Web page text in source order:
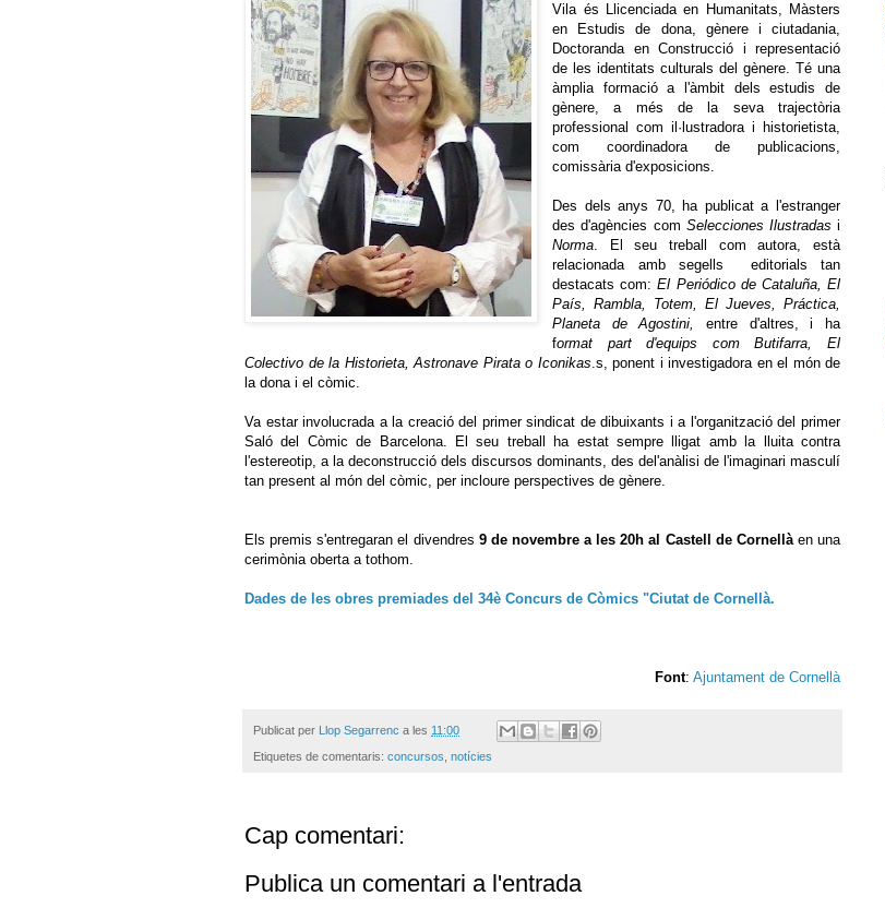
Vila és Llicenciada en Humanitats, Màsters
en Estudis de dona, gènere i ciutadania,
Doctoranda en Construcció i representació
de les identitats culturals del gènere. Té una
àmplia formació a l'àmbit dels estudis de
gènere, a més de la seva trajectòria
professional com il·lustradora i historietista,
com coordinadora de publicacions,
comissària d'exposicions.
Des dels anys 70, ha publicat a l'estranger
des d'agències com Selecciones Ilustradas i
Norma. El seu treball com autora, està
relacionada amb segells
editorials tan
destacats com:El Periódico de Cataluña, El
País, Rambla, Totem, El Jueves, Práctica,
Planeta de Agostini,entre d'altres, i ha
format part d'equips com Butifarra, El
Colectivo de la Historieta, Astronave Pirata o Iconikas.s, ponent i investigadora en el món de
la dona i el còmic.
Va estar involucrada a la creació del primer sindicat de dibuixants i a l'organitzaciódel primer
Saló del Còmic de Barcelona. El seu treball ha estat sempre lligat amb la
lluita contra
l'estereotip, a la deconstrucció dels discursos dominants, des de l'anàlisi de l'imaginari masculí
tan present al món del còmic, per incloure perspectives de gènere.
Els premis s'entregaran el divendres 9 de novembre a les 20h al Castell de Cornellàen una
cerimònia oberta a tothom.
Dades de les obres premiades del 34è Concurs de Còmics "Ciutat de Cornellà.
Font: Ajuntament de Cornellà
Publicat per Llop Segarrenc a les 11:00
Etiquetes de comentaris: concursos, notícies
Cap comentari:
Publica un comentari a l'entrada